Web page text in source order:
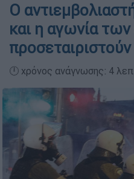
Ο
και η αγωνία
🕛 χρόνος ανάγνωσης: 4